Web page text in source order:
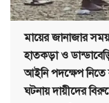
মায়ের জানাজার
হাতকড়া ও
আইনি পদক্ষেপ নিতে
ঘটনায় দায়ীদের